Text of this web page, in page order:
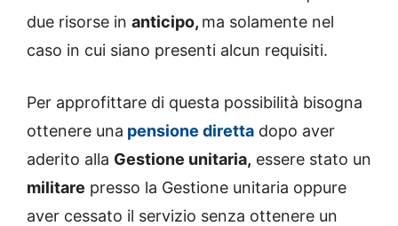
due risorse in anticipo, ma solamente nel
caso in cui siano presenti alcun requisiti.
Per approfittare di questa possibilità bisogna
ottenere una pensione diretta dopo aver
aderito alla Gestione unitaria, essere stato un
militare presso la Gestione unitaria oppure
aver cessato il servizio senza ottenere un